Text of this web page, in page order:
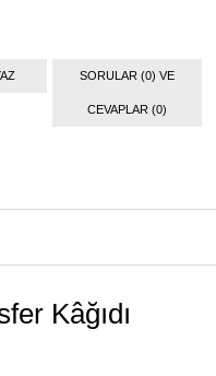
SORULAR (0) VE
CEVAPLAR (0)
Kâğıdı